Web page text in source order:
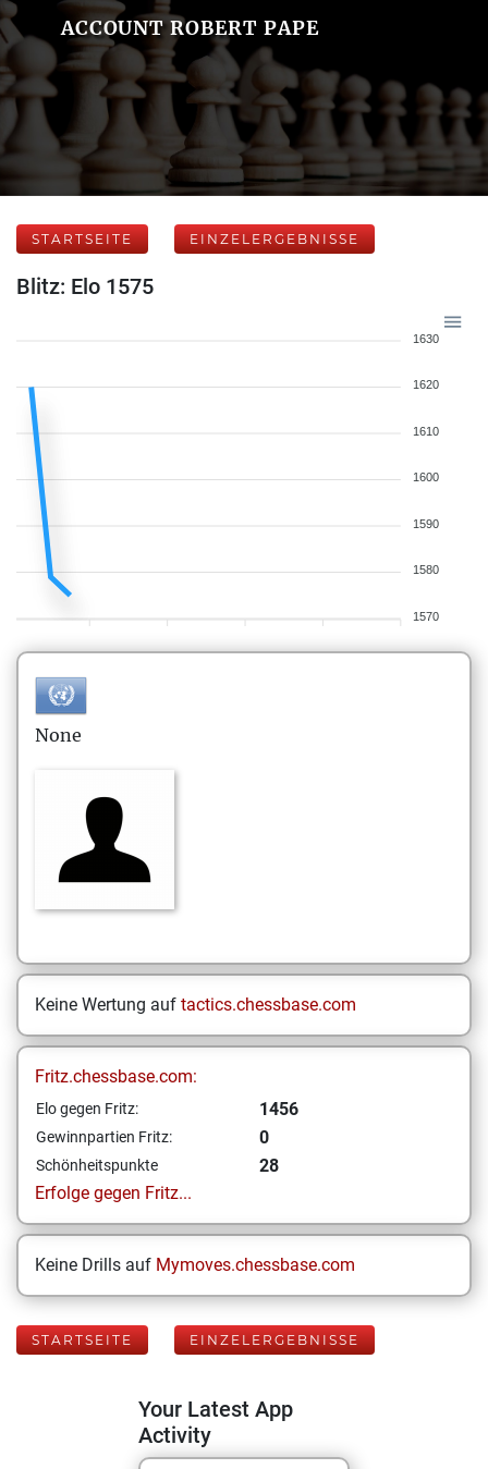
ACCOUNT ROBERT PAPE
STARTSEITE EINZELERGEBNISSE
Blitz: Elo 1575
1630
1620
1610
1600
1590
1580
1570
None
Keine Wertung auf tactics.chessbase.com
Fritz.chessbase.com:
Elo gegen Fritz: 1456
Gewinnpartien Fritz: 0
Schönheitspunkte
28
Erfolge gegen Fritz...
Keine Drills auf Mymoves.chessbase.com
STARTSEITE EINZELERGEBNISSE
Your Latest App
Activity